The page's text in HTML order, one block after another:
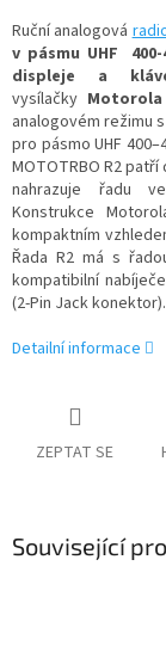
Ruční analogová
v pásmu UHF
displeje a
vysílačky Motorola
analogovém režimu
pro pásmo UHF
MOTOTRBO R2
nahrazuje řadu
Konstrukce
kompaktním
Řada R2 má s
kompatibilní
(2-Pin Jack konektor).
Detailní informace
ZEPTAT SE
Související